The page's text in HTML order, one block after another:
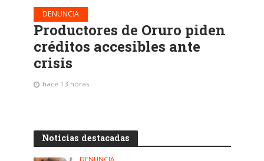
DENUNCIA
Productores de Oruro piden
créditos accesibles ante
crisis
hace 13 horas
Noticias destacadas
DENUNCIA